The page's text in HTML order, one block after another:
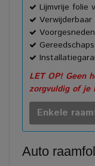
Lijmvrije folie
LET OP! Geen
zorgvuldig of je
Enkele
Auto